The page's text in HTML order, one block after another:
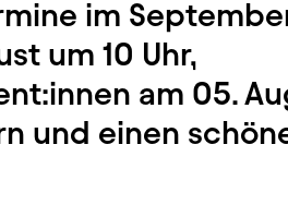
im
um 10 Uhr,
am 05.
und einen